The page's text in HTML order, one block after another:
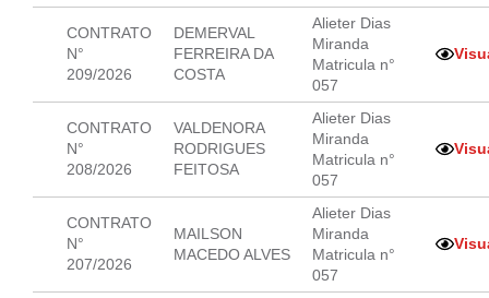
CONTRATO
N°
209/2026
DEMERVAL
FERREIRA DA
COSTA
Alieter Dias
Miranda
Matricula n°
057
CONTRATO
N°
208/2026
VALDENORA
RODRIGUES
FEITOSA
Alieter Dias
Miranda
Matricula n°
057
CONTRATO
N°
207/2026
MAILSON
MACEDO ALVES
Alieter Dias
Miranda
Matricula n°
057